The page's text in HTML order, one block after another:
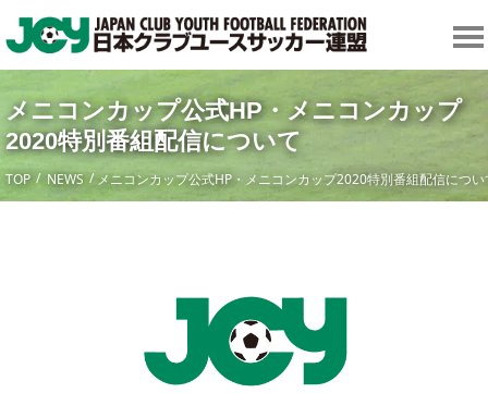
メニコンカップ公式HP・メニコンカップ
2020特別番組配信について
TOP NEWS メニコンカップ公式HP・メニコンカップ2020特別番組配信につい